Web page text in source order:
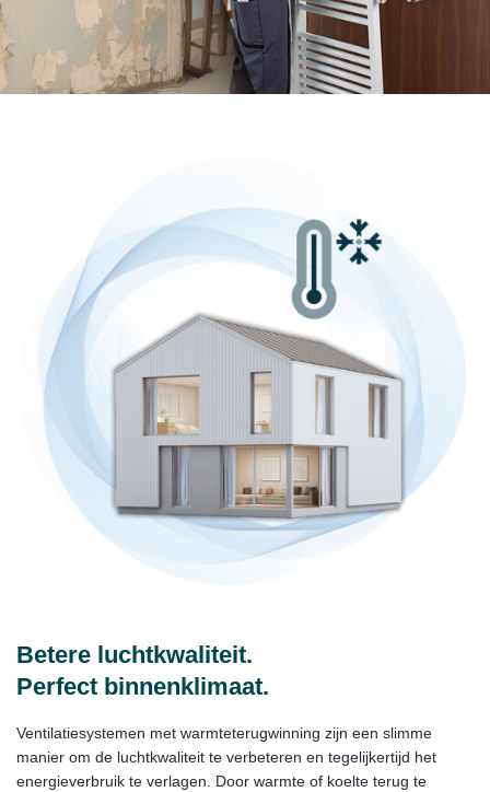
Betere luchtkwaliteit.
Perfect binnenklimaat.
Ventilatiesystemen met warmteterugwinning zijn een slimme
manier om de luchtkwaliteit te verbeteren en tegelijkertijd het
energieverbruik te verlagen. Door warmte of koelte terug te